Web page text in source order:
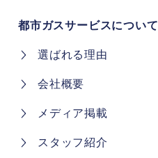
都市ガスサービスについて
選ばれる理由
会社概要
メディア掲載
スタッフ紹介